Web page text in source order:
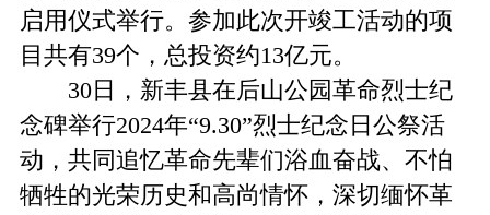
启用仪式举行。参加此次开竣工活动的项
目共有39个，总投资约13亿元。
30日，新丰县在后山公园革命烈士纪
念碑举行2024年“9.30”烈士纪念日公祭活
动，共同追忆革命先辈们浴血奋战、不怕
牺牲的光荣历史和高尚情怀，深切缅怀革